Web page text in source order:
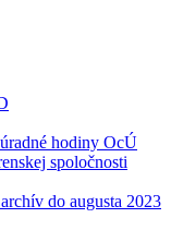
hodiny OcÚ
spoločnosti
do augusta 2023